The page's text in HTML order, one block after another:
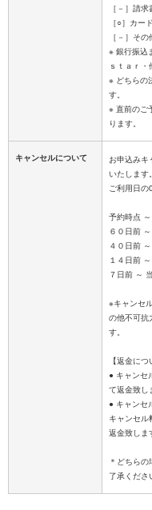
［－］請
［○］カー
［－］その
※ 銀行振込
ｓｔａｒ・
※ どちらの
す。
※ 直前のご
キャンセルについて
お申込みキ
いたします。
ご利用日の
予約時点
６０日前
４０日前
１４日前
７日前 ～
※キャンセ
の他不可抗
す。
【返金につ
● キャンセ
て返金致し
● キャンセ
キャンセル
返金致しま
＊どちら